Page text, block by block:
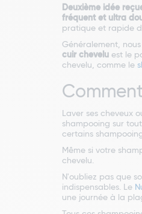
Deuxième idée
fréquent et ultra
pratique et rapide
Généralement,
cuir chevelu est le
chevelu, comme le
Laver ses cheveux
shampooing sur
certains
Même si votre
chevelu.
N'oubliez pas que
indispensables. Le
une journée à la